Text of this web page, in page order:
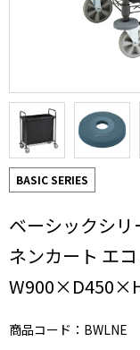
BASIC SERIES
ベーシックシリ
ネンカート エ
商品コード：BWLNE